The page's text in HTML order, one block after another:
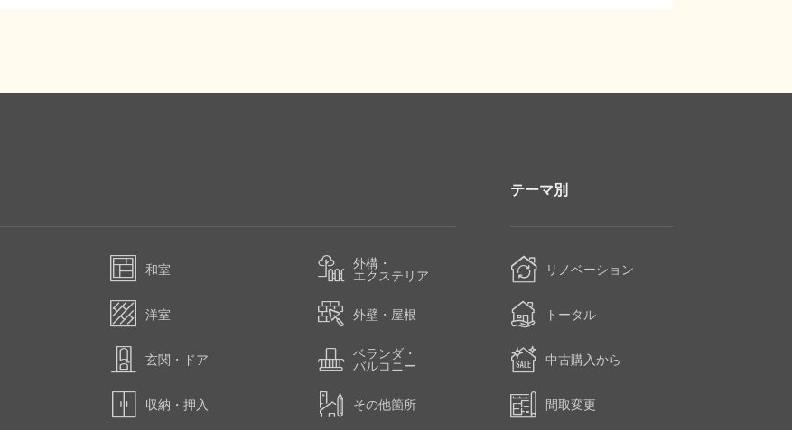
和室
洋室
玄関・ドア
収納・押入
外構・
エクステリア
外壁・屋根
ベランダ・
バルコニー
その他箇所
テーマ別
リノベーション
トータル
中古購入から
間取変更